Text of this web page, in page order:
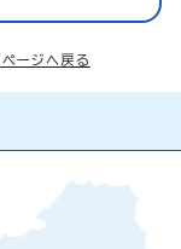
ページへ戻る